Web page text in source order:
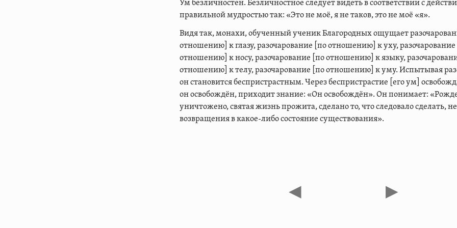
Ум безличностен. Безличностное следует видеть в соответствии с
правильной мудростью так: «Это не моё, я не таков, это не моё «я».
Видя так, монахи, обученный ученик Благородных ощущает
отношению] к глазу, разочарование [по отношению] к уху,
отношению] к носу, разочарование [по отношению] к языку,
отношению] к телу, разочарование [по отношению] к уму. Испытывая
он становится беспристрастным. Через беспристрастие [его ум]
он освобождён, приходит знание: «Он освобождён». Он понимает:
уничтожено, святая жизнь прожита, сделано то, что следовало сделать,
возвращения в какое-либо состояние существования».
◀ ▶